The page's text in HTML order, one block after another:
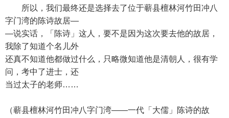
所以，我们最终还是选择去了位于蕲县檀林河竹田冲八
字门湾的陈诗故居—
—说实话，「陈诗」这人，要不是因为这次要去他的故居，
我除了知道个名儿外
还真不知道他都做过什么，只略微知道他是清朝人，很有学
问，考中了进士，还
当过太子的老师……
（蕲县檀林河竹田冲八字门湾——一代「大儒」陈诗的故